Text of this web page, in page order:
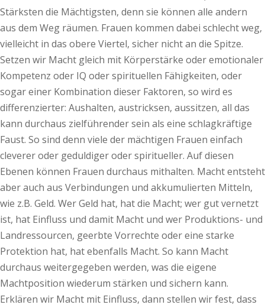
Stärksten die Mächtigsten, denn sie können alle andern
aus dem Weg räumen. Frauen kommen dabei schlecht weg,
vielleicht in das obere Viertel, sicher nicht an die Spitze.
Setzen wir Macht gleich mit Körperstärke oder emotionaler
Kompetenz oder IQ oder spirituellen Fähigkeiten, oder
sogar einer Kombination dieser Faktoren, so wird es
differenzierter: Aushalten, austricksen, aussitzen, all das
kann durchaus zielführender sein als eine schlagkräftige
Faust. So sind denn viele der mächtigen Frauen einfach
cleverer oder geduldiger oder spiritueller. Auf diesen
Ebenen können Frauen durchaus mithalten. Macht entsteht
aber auch aus Verbindungen und akkumulierten Mitteln,
wie z.B. Geld. Wer Geld hat, hat die Macht; wer gut vernetzt
ist, hat Einfluss und damit Macht und wer Produktions- und
Landressourcen, geerbte Vorrechte oder eine starke
Protektion hat, hat ebenfalls Macht. So kann Macht
durchaus weitergegeben werden, was die eigene
Machtposition wiederum stärken und sichern kann.
Erklären wir Macht mit Einfluss, dann stellen wir fest, dass